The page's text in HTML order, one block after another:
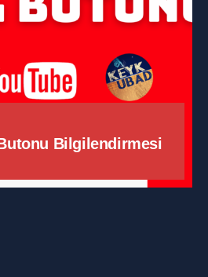
Bilgilendirmesi